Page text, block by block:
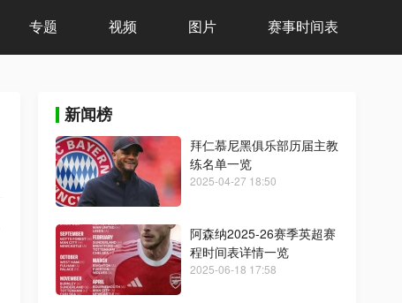
专题 视频 图片 赛事时间表
新闻榜
拜仁慕尼黑俱乐部历届主教
练名单一览
2025-04-27 18:50
阿森纳2025-26赛季英超赛
程时间表详情一览
2025-06-18 17:58